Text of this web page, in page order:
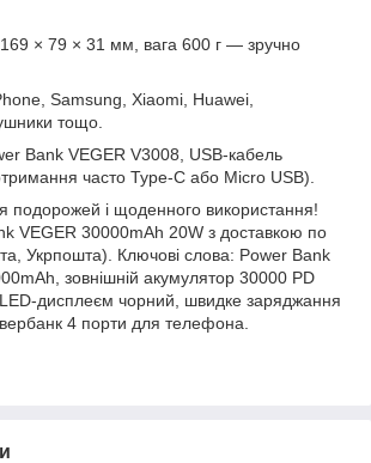
× 79 × 31 мм, вага 600 г — зручно
Samsung, Xiaomi, Huawei,
тощо.
Bank VEGER V3008, USB-кабель
часто Type-C або Micro USB).
подорожей і щоденного використання!
VEGER 30000mAh 20W з доставкою по
Укрпошта). Ключові слова: Power Bank
зовнішній акумулятор 30000 PD
дисплеєм чорний, швидке заряджання
4 порти для телефона.